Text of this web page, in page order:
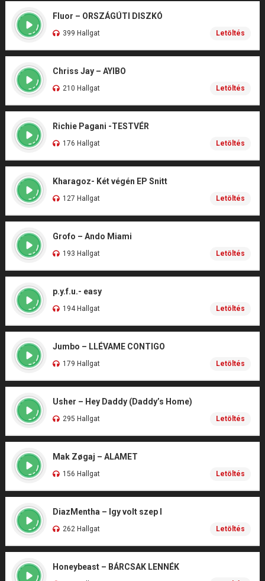
Fluor – ORSZÁGÚTI DISZKÓ
399 Hallgat Letöltés
Chriss Jay – AYIBO
210 Hallgat Letöltés
Richie Pagani -TESTVÉR
176 Hallgat Letöltés
Kharagoz- Két végén EP Snitt
127 Hallgat Letöltés
Grofo – Ando Miami
193 Hallgat Letöltés
p.y.f.u.- easy
194 Hallgat Letöltés
Jumbo – LLÉVAME CONTIGO
179 Hallgat Letöltés
Usher – Hey Daddy (Daddy’s Home)
295 Hallgat Letöltés
Mak Zøgaj – ALAMET
156 Hallgat Letöltés
DiazMentha – Igy volt szep I
262 Hallgat Letöltés
Honeybeast – BÁRCSAK LENNÉK